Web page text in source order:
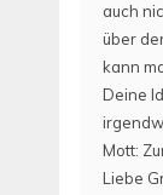
auch
über
kann
Deine
Mott:
Liebe